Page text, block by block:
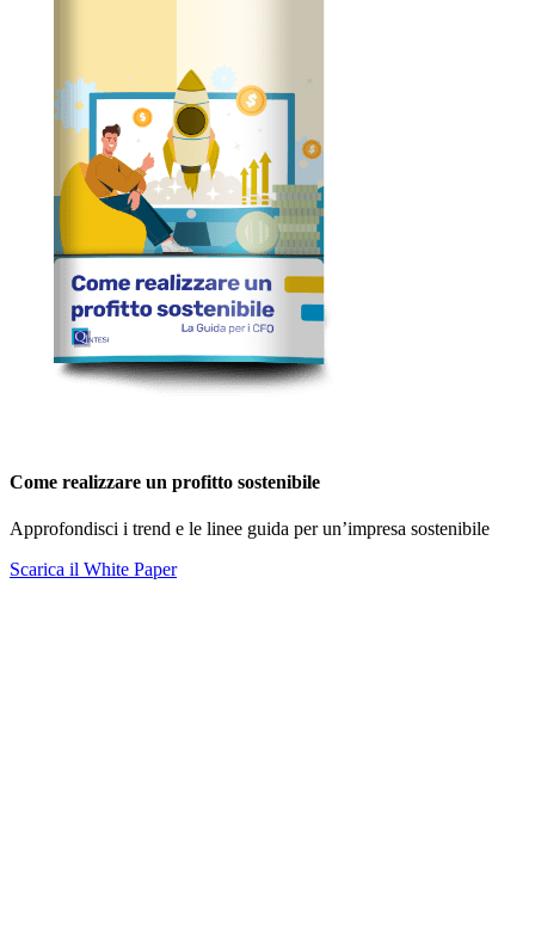
Come realizzare un profitto sostenibile
Approfondisci i trend e le linee guida per un’impresa sostenibile
Scarica il White Paper